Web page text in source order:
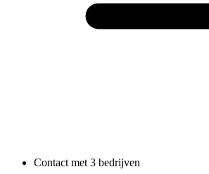
Contact met 3 bedrijven